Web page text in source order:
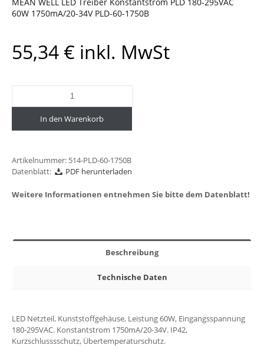
60W 1750mA/20-34V PLD-60-1750B
55,34 € inkl. MwSt
In den Warenkorb
Artikelnummer: 514-PLD-60-1750B
Datenblatt:
PDF herunterladen
Weitere Informationen entnehmen Sie bitte dem Datenblatt!
Beschreibung
Technische Daten
LED Netzteil, Kunststoffgehäuse, Leistung 60W, Eingangsspannung
180-295VAC. Konstantstrom 1750mA/20-34V. IP42,
Kurzschlusssschutz, Übertemperaturschutz.